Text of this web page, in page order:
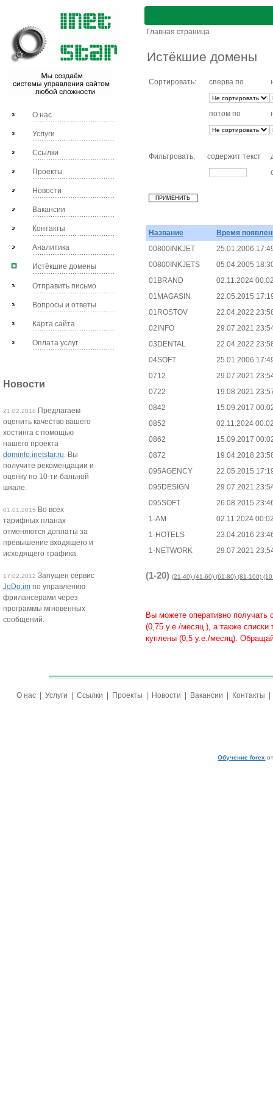
О нас
Услуги
Ссылки
Проекты
Новости
Вакансии
Контакты
Аналитика
Истёкшие домены
Отправить письмо
Вопросы и ответы
Карта сайта
Оплата услуг
Новости
21.02.2018 Предлагаем
оценить качество вашего
хостинга с помощью
нашего проекта
dominfo.inetstar.ru. Вы
получите рекомендации и
оценку по 10-ти бальной
шкале.
01.01.2015 Во всех
тарифных планах
отменяются доплаты за
превышение входящего и
исходящего трафика.
17.02.2012 Запущен сервис
JoDo.im по управлению
фрилансерами через
программы мгновенных
сообщений.
Главная страница
Истёкшие домены
Сортировать: сперва по
потом по
Фильтровать: содержит текст
Название
Время
00800INKJET
25.01.2006
00800INKJETS
05.04.2005
01BRAND
02.11.2024
01MAGASIN
22.05.2015
01ROSTOV
22.04.2022
02INFO
29.07.2021
03DENTAL
22.04.2022
04SOFT
25.01.2006
0712
29.07.2021
0722
19.08.2021
0842
15.09.2017
0852
02.11.2024
0862
15.09.2017
0872
19.04.2018
095AGENCY
22.05.2015
095DESIGN
29.07.2021
095SOFT
26.08.2015
1-AM
02.11.2024
1-HOTELS
23.04.2016
1-NETWORK
29.07.2021
(1-20) (21-40) (41-60) (61-80) (81-100)
Вы можете оперативно получать
(0,75 у.е./месяц ), а также
куплены (0,5 у.е./месяц).
О нас Услуги Ссылки Проекты Новости Вакансии Контакты
Обучение forex